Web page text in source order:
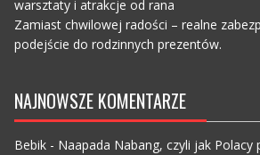
warsztaty i atrakcje od rana
Zamiast chwilowej radości – realne
podejście do rodzinnych prezentów.
NAJNOWSZE KOMENTARZE
Bebik- Naapada Nabang, czyli jak Polacy